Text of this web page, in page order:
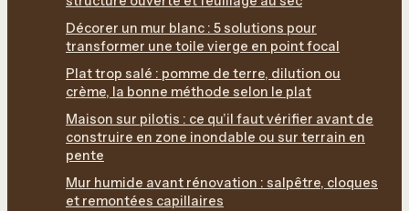
Décorer un mur blanc : 5 solutions pour
transformer une toile vierge en point focal
Plat trop salé : pomme de terre, dilution ou
crème, la bonne méthode selon le plat
Maison sur pilotis : ce qu’il faut vérifier avant de
construire en zone inondable ou sur terrain en
pente
Mur humide avant rénovation : salpêtre, cloques
et remontées capillaires